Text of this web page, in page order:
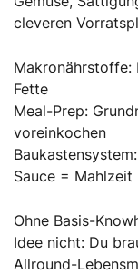
cleveren
Makronährstoffe:
Fette
Meal-Prep:
voreinkochen
Sauce = Mahlzeit
Ohne Basis-
Idee nicht: Du
Allround-